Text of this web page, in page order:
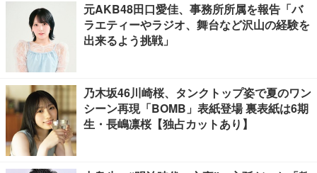
元AKB48田口愛佳、事務所所属を報告「バ
ラエティーやラジオ、舞台など沢山の経験を
出来るよう挑戦」
乃木坂46川崎桜、タンクトップ姿で夏のワン
シーン再現「BOMB」表紙登場 裏表紙は6期
生・長嶋凛桜【独占カットあり】